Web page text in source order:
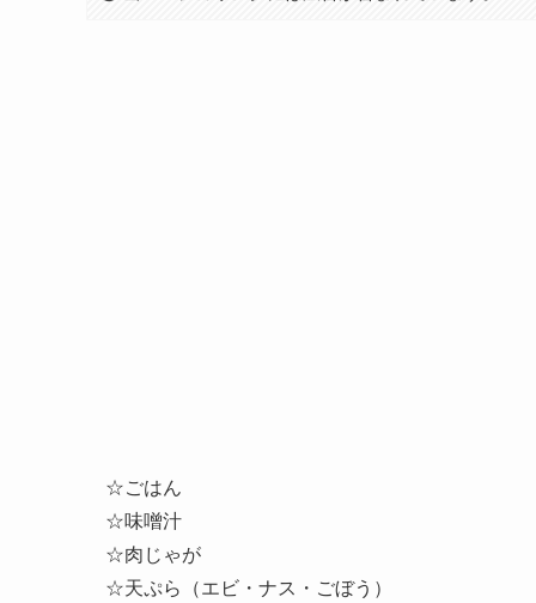
☆ごはん
☆味噌汁
☆肉じゃが
☆天ぷら（エビ・ナス・ ごぼう ）